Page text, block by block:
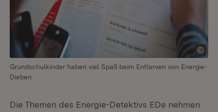
Grundschulkinder haben viel Spaß beim Entlarven von Energie-
Dieben.
Die Themen des Energie-Detektivs EDe nehmen